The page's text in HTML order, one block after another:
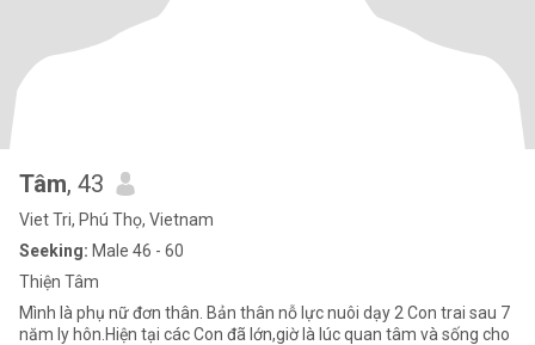
Tâm, 43
Viet Tri, Phú Thọ, Vietnam
Seeking: Male 46 - 60
Thiện Tâm
Mình là phụ nữ đơn thân. Bản thân nỗ lực nuôi dạy 2 Con trai sau 7
năm ly hôn.Hiện tại các Con đã lớn,giờ là lúc quan tâm và sống cho